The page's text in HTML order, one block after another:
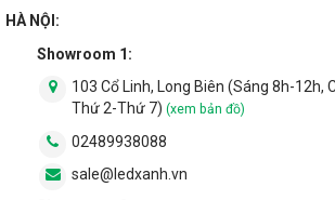
HÀ NỘI:
Showroom 1:
103 Cổ Linh, Long Biên (Sáng 8h-12h,
Thứ 2-Thứ 7) (xem bản đồ)
02489938088
sale@ledxanh.vn